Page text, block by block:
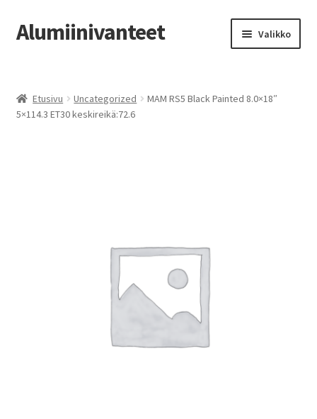
Siirry
navigointiin
Siirry
sisältöön
Alumiinivanteet Valikko
Kauppa
Etusivu Uncategorized
MAM RS5 Black Painted 8.0×18″
5×114.3 ET30 keskireikä:72.6